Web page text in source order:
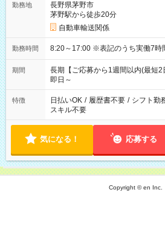
勤務地
長野県茅野市
茅野駅から徒歩20分
自動車輸送関係
勤務時間 8:20～17:00 ※表記のうち実働
期間
長期【ご応募から1週間以内(最短2
即日～
特徴 日払いOK / 履歴書不要 / シフト勤
スキル不要
気になる！ 応募する
Copyright © en Inc.